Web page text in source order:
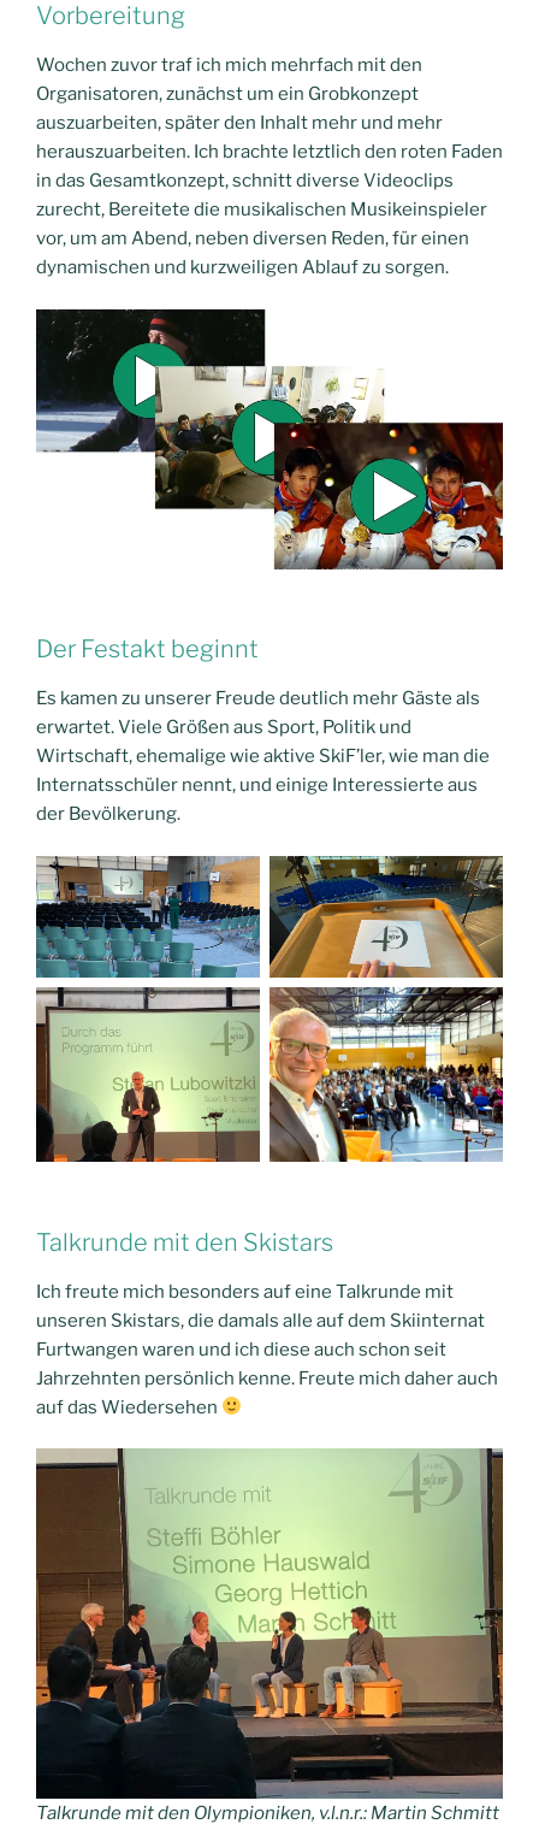
Vorbereitung
Wochen zuvor traf ich mich mehrfach mit den
Organisatoren, zunächst um ein Grobkonzept
auszuarbeiten, später den Inhalt mehr und mehr
herauszuarbeiten. Ich brachte letztlich den roten Faden
in das Gesamtkonzept, schnitt diverse Videoclips
zurecht, Bereitete die musikalischen Musikeinspieler
vor, um am Abend, neben diversen Reden, für einen
dynamischen und kurzweiligen Ablauf zu sorgen.
Der Festakt beginnt
Es kamen zu unserer Freude deutlich mehr Gäste als
erwartet. Viele Größen aus Sport, Politik und
Wirtschaft, ehemalige wie aktive SkiF’ler, wie man die
Internatsschüler nennt, und einige Interessierte aus
der Bevölkerung.
Talkrunde mit den Skistars
Ich freute mich besonders auf eine Talkrunde mit
unseren Skistars, die damals alle auf dem Skiinternat
Furtwangen waren und ich diese auch schon seit
Jahrzehnten persönlich kenne. Freute mich daher auch
auf das Wiedersehen
Talkrunde mit den Olympioniken, v.l.n.r.: Martin Schmitt